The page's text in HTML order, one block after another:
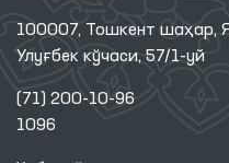
100007, Тошкент шаҳар,
Улуғбек кўчаси, 57/1-уй
(71) 200-10-96
1096